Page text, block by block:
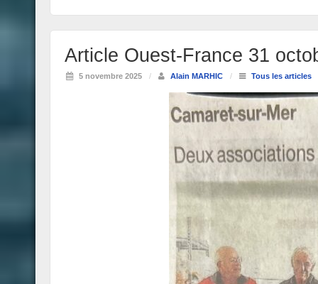
Article Ouest-France 31
5 novembre 2025 / Alain MARHIC / Tous les articles